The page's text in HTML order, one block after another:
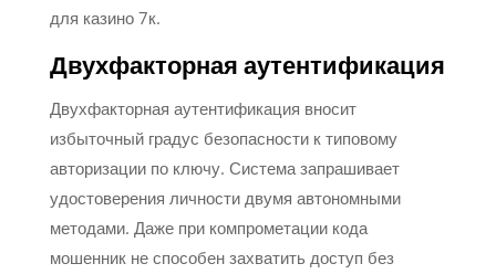
для казино 7к.
Двухфакторная аутентификация
Двухфакторная аутентификация вносит
избыточный градус безопасности к типовому
авторизации по ключу. Система запрашивает
удостоверения личности двумя автономными
методами. Даже при компрометации кода
мошенник не способен захватить доступ без